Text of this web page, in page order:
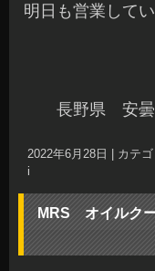
明日も営業して
長野県 安曇
2022年6月28日 カテ
i
MRS オイルク